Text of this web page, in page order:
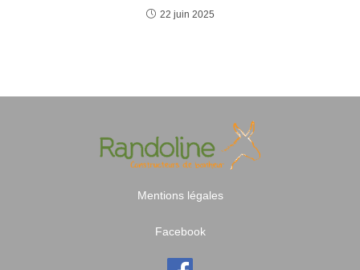
22 juin 2025
Mentions légales
Facebook